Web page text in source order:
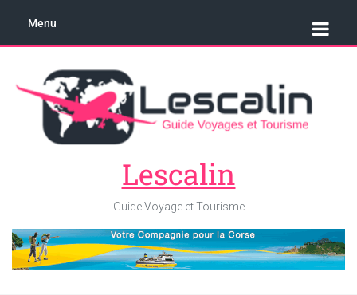
Menu
Lescalin
Guide Voyage et Tourisme